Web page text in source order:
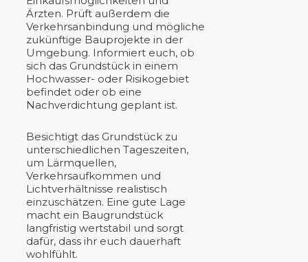
Ärzten. Prüft außerdem die
Verkehrsanbindung und mögliche
zukünftige Bauprojekte in der
Umgebung. Informiert euch, ob
sich das Grundstück in einem
Hochwasser- oder Risikogebiet
befindet oder ob eine
Nachverdichtung geplant ist.
Besichtigt das Grundstück zu
unterschiedlichen Tageszeiten,
um Lärmquellen,
Verkehrsaufkommen und
Lichtverhältnisse realistisch
einzuschätzen. Eine gute Lage
macht ein Baugrundstück
langfristig wertstabil und sorgt
dafür, dass ihr euch dauerhaft
wohlfühlt.